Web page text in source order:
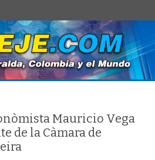
Mauricio Vega
de la Càmara de